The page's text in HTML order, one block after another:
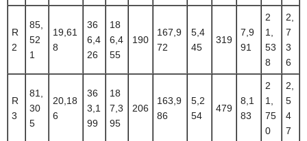
R
2
85,
52
1
19,61
8
36
6,4
26
18
6,4
55
190
167,9
72
5,4
45
319
7,9
91
2
1,
53
8
2,
7
3
6
R
3
81,
30
5
20,18
6
36
3,1
99
18
7,3
95
206
163,9
86
5,2
54
479
8,1
83
2
1,
75
0
2,
5
4
7